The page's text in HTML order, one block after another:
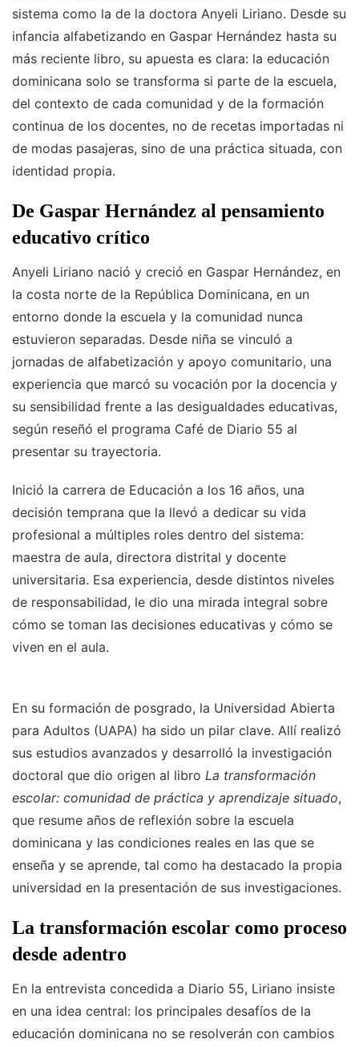
sistema como la de la doctora Anyeli Liriano. Desde su
infancia alfabetizando en Gaspar Hernández hasta su
más reciente libro, su apuesta es clara: la educación
dominicana solo se transforma si parte de la escuela,
del contexto de cada comunidad y de la formación
continua de los docentes, no de recetas importadas ni
de modas pasajeras, sino de una práctica situada, con
identidad propia.
De Gaspar Hernández al pensamiento
educativo crítico
Anyeli Liriano nació y creció en Gaspar Hernández, en
la costa norte de la República Dominicana, en un
entorno donde la escuela y la comunidad nunca
estuvieron separadas. Desde niña se vinculó a
jornadas de alfabetización y apoyo comunitario, una
experiencia que marcó su vocación por la docencia y
su sensibilidad frente a las desigualdades educativas,
según reseñó el programa Café de Diario 55 al
presentar su trayectoria.
Inició la carrera de Educación a los 16 años, una
decisión temprana que la llevó a dedicar su vida
profesional a múltiples roles dentro del sistema:
maestra de aula, directora distrital y docente
universitaria. Esa experiencia, desde distintos niveles
de responsabilidad, le dio una mirada integral sobre
cómo se toman las decisiones educativas y cómo se
viven en el aula.
En su formación de posgrado, la Universidad Abierta
para Adultos (UAPA) ha sido un pilar clave. Allí realizó
sus estudios avanzados y desarrolló la investigación
doctoral que dio origen al libro La transformación
escolar: comunidad de práctica y aprendizaje situado,
que resume años de reflexión sobre la escuela
dominicana y las condiciones reales en las que se
enseña y se aprende, tal como ha destacado la propia
universidad en la presentación de sus investigaciones.
La transformación escolar como proceso
desde adentro
En la entrevista concedida a Diario 55, Liriano insiste
en una idea central: los principales desafíos de la
educación dominicana no se resolverán con cambios